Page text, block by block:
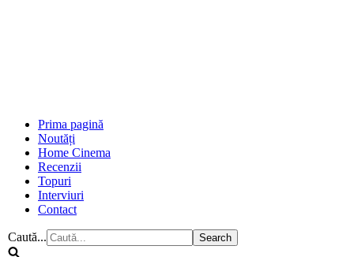
Prima pagină
Noutăți
Home Cinema
Recenzii
Topuri
Interviuri
Contact
Caută...